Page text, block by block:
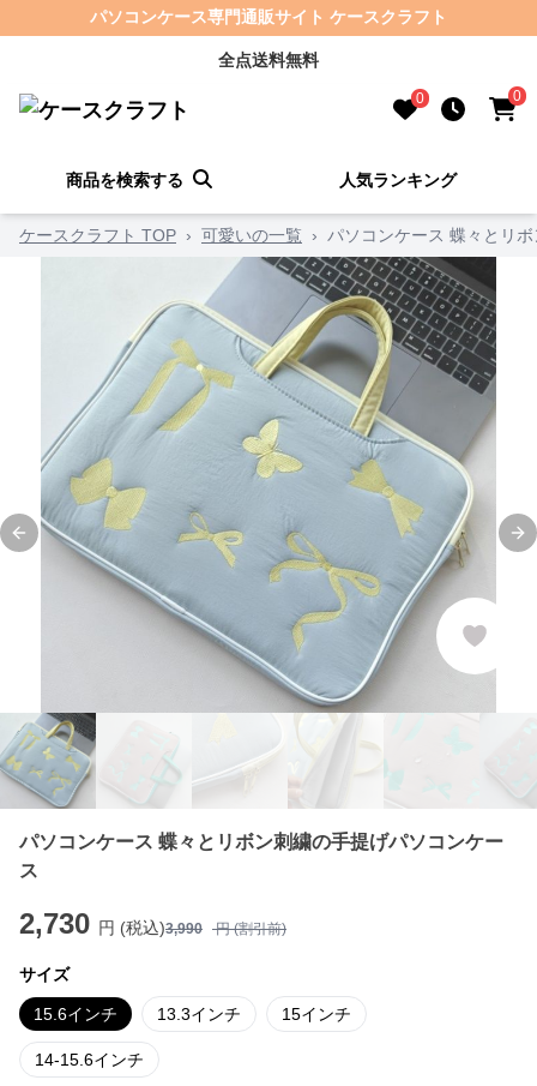
パソコンケース専門通販サイト ケースクラフト
全点送料無料
0 0
商品を検索する 人気ランキング
ケースクラフト TOP › 可愛いの一覧 › パソコンケース 蝶々とリ
Previous slide
パソコンケース 蝶々とリボン刺繍の手提げパソコンケー
ス
2,730 円 (税込)3,990 円 (割引前)
サイズ
15.6インチ 13.3インチ 15インチ
14-15.6インチ